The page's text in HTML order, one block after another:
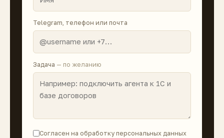
Telegram, телефон или почта
Задача — по желанию
Согласен на обработку персональных данных